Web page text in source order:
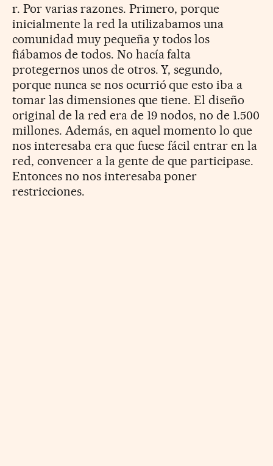
r. Por varias razones. Primero, porque
inicialmente la red la utilizabamos una
comunidad muy pequeña y todos los
fiábamos de todos. No hacía falta
protegernos unos de otros. Y, segundo,
porque nunca se nos ocurrió que esto iba a
tomar las dimensiones que tiene. El diseño
original de la red era de 19 nodos, no de 1.500
millones. Además, en aquel momento lo que
nos interesaba era que fuese fácil entrar en la
red, convencer a la gente de que participase.
Entonces no nos interesaba poner
restricciones.